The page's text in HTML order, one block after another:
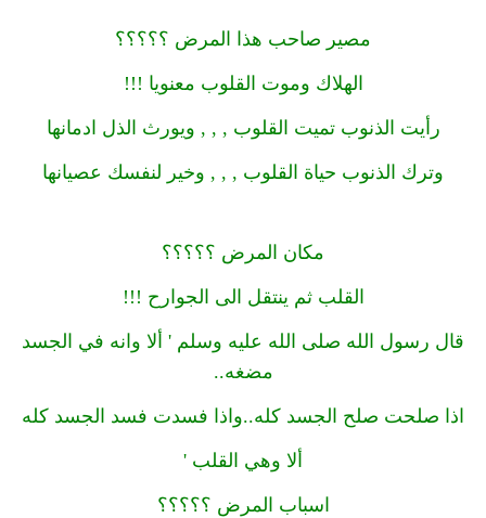
مصير صاحب هذا المرض ؟؟؟؟؟
الهلاك وموت القلوب معنويا !!!
رأيت الذنوب تميت القلوب , , , ويورث الذل ادمانها
وترك الذنوب حياة القلوب , , , وخير لنفسك عصيانها
مكان المرض ؟؟؟؟؟
القلب ثم ينتقل الى الجوارح !!!
قال رسول الله صلى الله عليه وسلم ' ألا وانه في الجسد
مضغه..
اذا صلحت صلح الجسد كله..واذا فسدت فسد الجسد كله
ألا وهي القلب '
اسباب المرض ؟؟؟؟؟